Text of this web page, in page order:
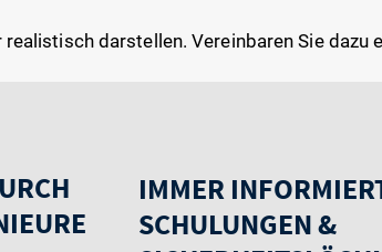
darstellen. Vereinbaren Sie
IMMER
SCHULUNGEN &